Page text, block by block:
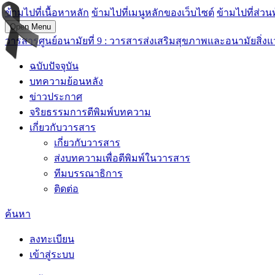
ข้ามไปที่เนื้อหาหลัก ข้ามไปที่เมนูหลักของเว็บไซต์ ข้ามไปที่ส่วน
Open Menu
วารสารศูนย์อนามัยที่ 9 : วารสารส่งเสริมสุขภาพและอนามัยสิ่ง
ฉบับปัจจุบัน
บทความย้อนหลัง
ข่าวประกาศ
จริยธรรมการตีพิมพ์บทความ
เกี่ยวกับวารสาร
เกี่ยวกับวารสาร
ส่งบทความเพื่อตีพิมพ์ในวารสาร
ทีมบรรณาธิการ
ติดต่อ
ค้นหา
ลงทะเบียน
เข้าสู่ระบบ